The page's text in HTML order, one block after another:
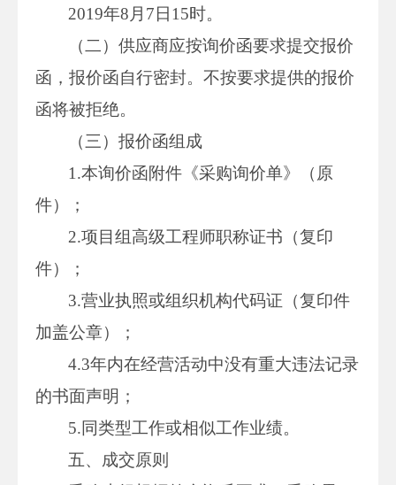
2019年8月7日15时。
（二）供应商应按询价函要求提交报价
函，报价函自行密封。不按要求提供的报价
函将被拒绝。
（三）报价函组成
1.本询价函附件《采购询价单》（原
件）；
2.项目组高级工程师职称证书（复印
件）；
3.营业执照或组织机构代码证（复印件
加盖公章）；
4.3年内在经营活动中没有重大违法记录
的书面声明；
5.同类型工作或相似工作业绩。
五、成交原则